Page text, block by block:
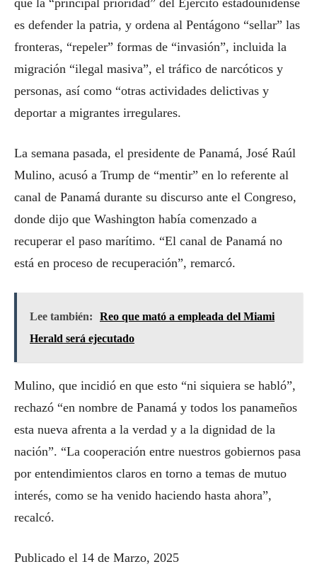
que la “principal prioridad” del Ejército estadounidense
es defender la patria, y ordena al Pentágono “sellar” las
fronteras, “repeler” formas de “invasión”, incluida la
migración “ilegal masiva”, el tráfico de narcóticos y
personas, así como “otras actividades delictivas y
deportar a migrantes irregulares.
La semana pasada, el presidente de Panamá, José Raúl
Mulino, acusó a Trump de “mentir” en lo referente al
canal de Panamá durante su discurso ante el Congreso,
donde dijo que Washington había comenzado a
recuperar el paso marítimo. “El canal de Panamá no
está en proceso de recuperación”, remarcó.
Lee también:
Reo que mató a empleada del Miami
Herald será ejecutado
Mulino, que incidió en que esto “ni siquiera se habló”,
rechazó “en nombre de Panamá y todos los panameños
esta nueva afrenta a la verdad y a la dignidad de la
nación”. “La cooperación entre nuestros gobiernos pasa
por entendimientos claros en torno a temas de mutuo
interés, como se ha venido haciendo hasta ahora”,
recalcó.
Publicado el 14 de Marzo, 2025